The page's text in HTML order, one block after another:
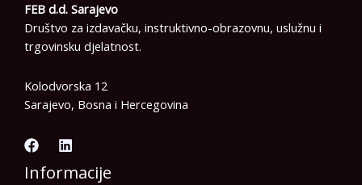
FEB d.d. Sarajevo
Društvo za izdavačku, instruktivno-obrazovnu, uslužnu i
trgovinsku djelatnost.
Kolodvorska 12
Sarajevo, Bosna i Hercegovina
Informacije